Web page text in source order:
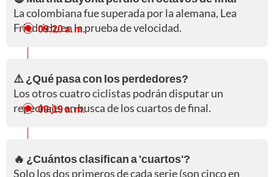
La colombiana fue superada por la alemana, Lea
Friedrich, en la prueba de velocidad.
09:20 a. m.
⚠️ ¿Qué pasa con los perdedores?
Los otros cuatro ciclistas podrán disputar un
repechaje, en busca de los cuartos de final.
09:19 a. m.
🔥 ¿Cuántos clasifican a 'cuartos'?
Solo los dos primeros de cada serie (son cinco en